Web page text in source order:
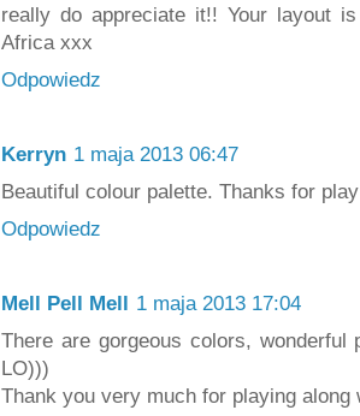
really do appreciate it!! Your layout
Africa xxx
Odpowiedz
Kerryn 1 maja 2013 06:47
Beautiful colour palette. Thanks for
Odpowiedz
Mell Pell Mell 1 maja 2013 17:04
There are gorgeous colors,
LO)))
Thank you very much for playing along